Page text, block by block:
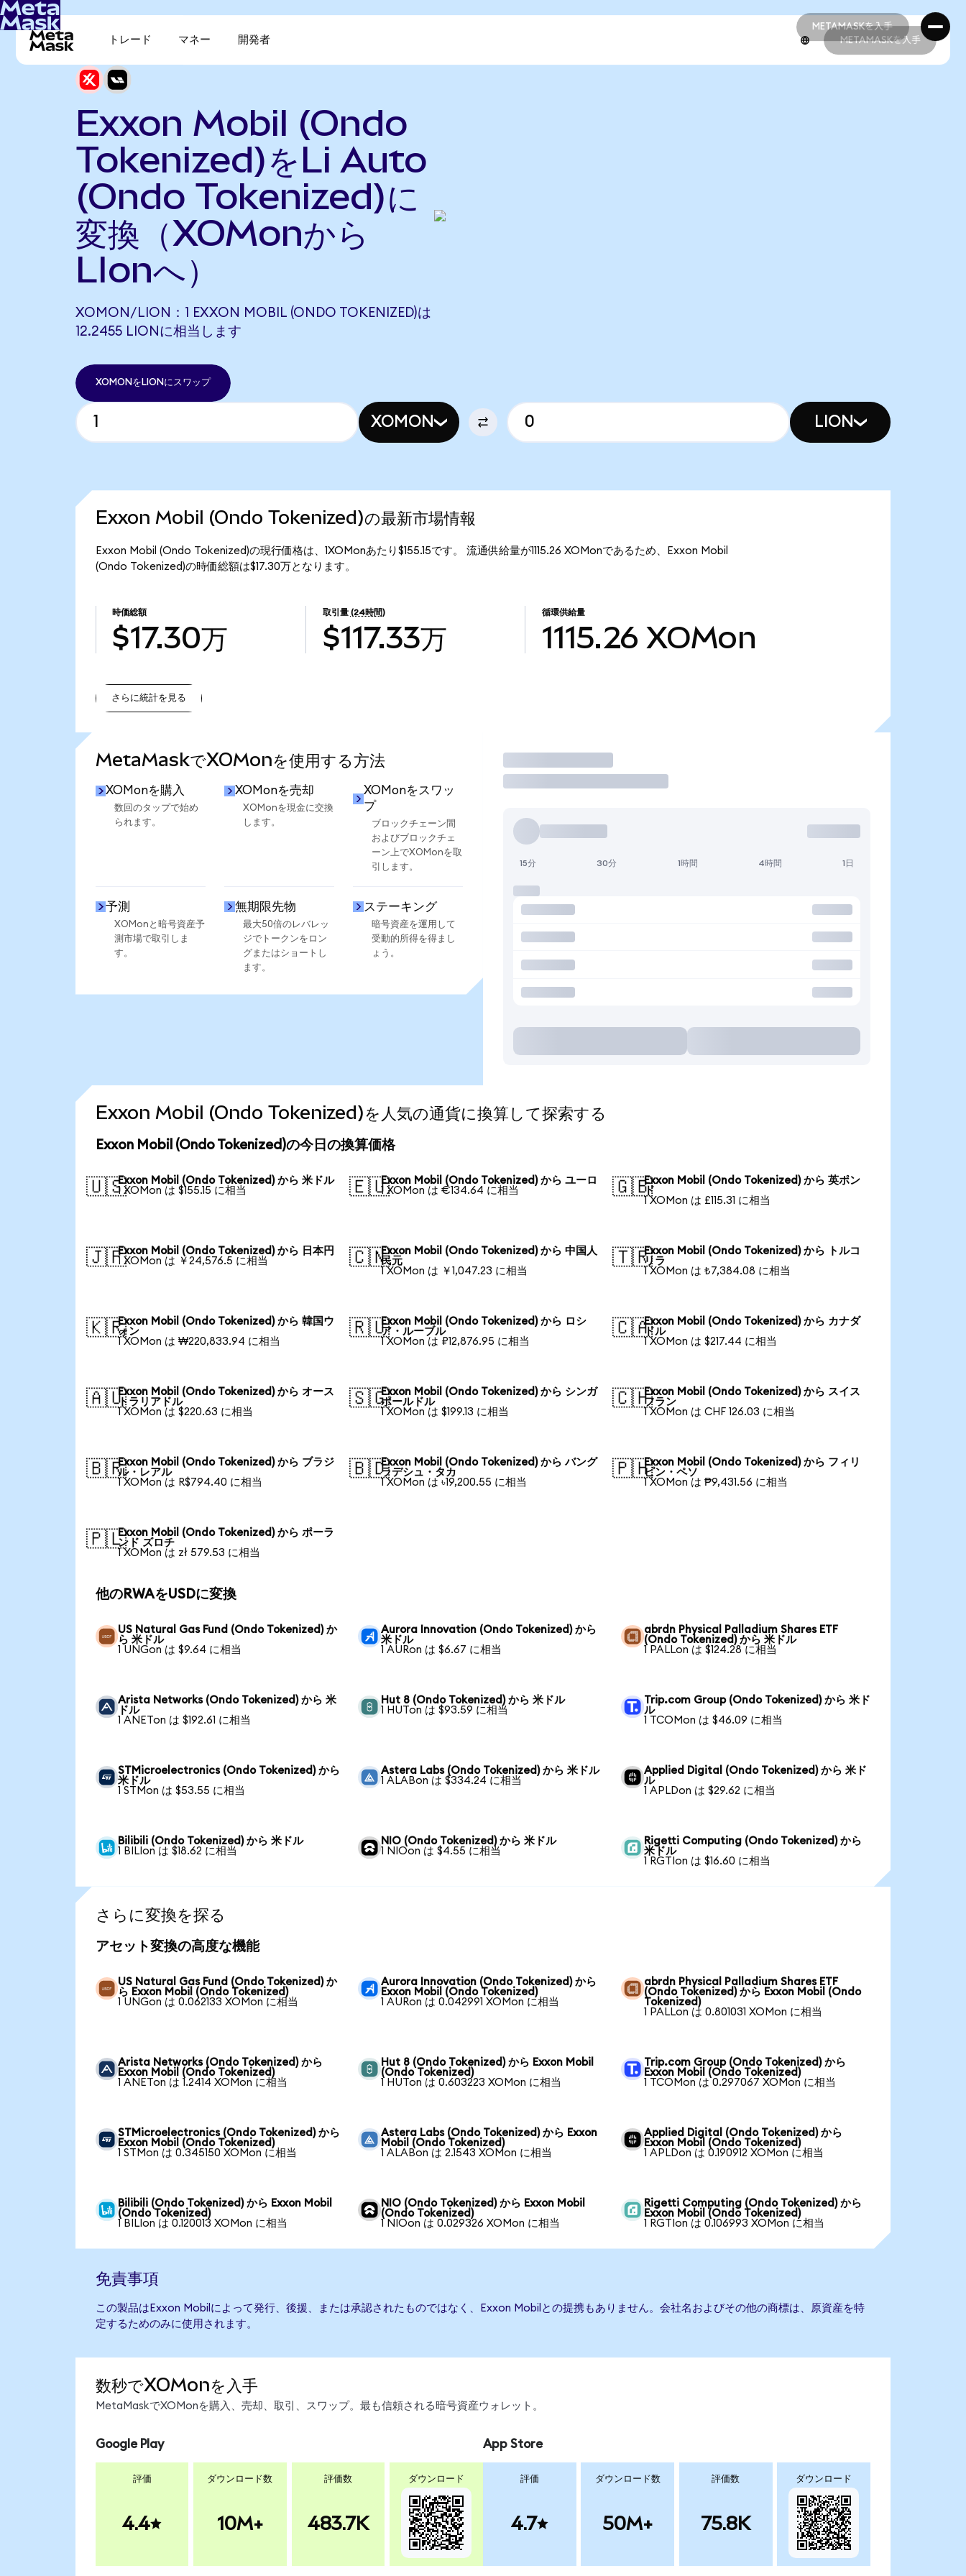
METAMASKを入手
METAMASKを入手
トレード マネー 開発者 METAMASKを入手
Exxon Mobil (Ondo
Tokenized)をLi Auto
(Ondo Tokenized)に
変換（XOMonから
LIonへ）
XOMON/LION：1 EXXON MOBIL (ONDO TOKENIZED)は
12.2455 LIONに相当します
XOMONをLIONにスワップ
XOMON LION
Exxon Mobil (Ondo Tokenized)の最新市場情報
Exxon Mobil (Ondo Tokenized)の現行価格は、1XOMonあたり$155.15です。 流通供給量が1115.26 XOMonであるため、Exxon Mobil
(Ondo Tokenized)の時価総額は$17.30万となります。
時価総額
$17.30万
取引量 (24時間)
$117.33万
循環供給量
1115.26 XOMon
さらに統計を見る
MetaMaskでXOMonを使用する方法
XOMonを購入
数回のタップで始め
られます。
XOMonを売却
XOMonを現金に交換
します。
XOMonをスワッ
プ
ブロックチェーン間
およびブロックチェ
ーン上でXOMonを取
引します。
予測
XOMonと暗号資産予
測市場で取引しま
す。
無期限先物
最大50倍のレバレッ
ジでトークンをロン
グまたはショートし
ます。
ステーキング
暗号資産を運用して
受動的所得を得まし
ょう。
取引
15分 30分 1時間 4時間 1日
Exxon Mobil (Ondo Tokenized)を人気の通貨に換算して探索する
Exxon Mobil (Ondo Tokenized)の今日の換算価格
🇺🇸Exxon Mobil (Ondo Tokenized) から 米ドル
1 XOMon は $155.15 に相当
🇪🇺Exxon Mobil (Ondo Tokenized) から ユーロ
1 XOMon は €134.64 に相当
🇬🇧Exxon Mobil (Ondo Tokenized) から 英ポン
ド
1 XOMon は £115.31 に相当
🇯🇵Exxon Mobil (Ondo Tokenized) から 日本円
1 XOMon は ￥24,576.5 に相当
🇨🇳Exxon Mobil (Ondo Tokenized) から 中国人
民元
1 XOMon は ￥1,047.23 に相当
🇹🇷Exxon Mobil (Ondo Tokenized) から トルコ
リラ
1 XOMon は ₺7,384.08 に相当
🇰🇷Exxon Mobil (Ondo Tokenized) から 韓国ウ
ォン
1 XOMon は ₩220,833.94 に相当
🇷🇺Exxon Mobil (Ondo Tokenized) から ロシ
ア・ルーブル
1 XOMon は ₽12,876.95 に相当
🇨🇦Exxon Mobil (Ondo Tokenized) から カナダ
ドル
1 XOMon は $217.44 に相当
🇦🇺Exxon Mobil (Ondo Tokenized) から オース
トラリアドル
1 XOMon は $220.63 に相当
🇸🇬Exxon Mobil (Ondo Tokenized) から シンガ
ポールドル
1 XOMon は $199.13 に相当
🇨🇭Exxon Mobil (Ondo Tokenized) から スイス
フラン
1 XOMon は CHF 126.03 に相当
🇧🇷Exxon Mobil (Ondo Tokenized) から ブラジ
ル・レアル
1 XOMon は R$794.40 に相当
🇧🇩Exxon Mobil (Ondo Tokenized) から バング
ラデシュ・タカ
1 XOMon は ৳19,200.55 に相当
🇵🇭Exxon Mobil (Ondo Tokenized) から フィリ
ピン・ペソ
1 XOMon は ₱9,431.56 に相当
🇵🇱Exxon Mobil (Ondo Tokenized) から ポーラ
ンド ズロチ
1 XOMon は zł 579.53 に相当
他のRWAをUSDに変換
US Natural Gas Fund (Ondo Tokenized) か
ら 米ドル
1 UNGon は $9.64 に相当
Aurora Innovation (Ondo Tokenized) から
米ドル
1 AURon は $6.67 に相当
abrdn Physical Palladium Shares ETF
(Ondo Tokenized) から 米ドル
1 PALLon は $124.28 に相当
Arista Networks (Ondo Tokenized) から 米
ドル
1 ANETon は $192.61 に相当
Hut 8 (Ondo Tokenized) から 米ドル
1 HUTon は $93.59 に相当
Trip.com Group (Ondo Tokenized) から 米ド
ル
1 TCOMon は $46.09 に相当
STMicroelectronics (Ondo Tokenized) から
米ドル
1 STMon は $53.55 に相当
Astera Labs (Ondo Tokenized) から 米ドル
1 ALABon は $334.24 に相当
Applied Digital (Ondo Tokenized) から 米ド
ル
1 APLDon は $29.62 に相当
Bilibili (Ondo Tokenized) から 米ドル
1 BILIon は $18.62 に相当
NIO (Ondo Tokenized) から 米ドル
1 NIOon は $4.55 に相当
Rigetti Computing (Ondo Tokenized) から
米ドル
1 RGTIon は $16.60 に相当
さらに変換を探る
アセット変換の高度な機能
US Natural Gas Fund (Ondo Tokenized) か
ら Exxon Mobil (Ondo Tokenized)
1 UNGon は 0.062133 XOMon に相当
Aurora Innovation (Ondo Tokenized) から
Exxon Mobil (Ondo Tokenized)
1 AURon は 0.042991 XOMon に相当
abrdn Physical Palladium Shares ETF
(Ondo Tokenized) から Exxon Mobil (Ondo
Tokenized)
1 PALLon は 0.801031 XOMon に相当
Arista Networks (Ondo Tokenized) から
Exxon Mobil (Ondo Tokenized)
1 ANETon は 1.2414 XOMon に相当
Hut 8 (Ondo Tokenized) から Exxon Mobil
(Ondo Tokenized)
1 HUTon は 0.603223 XOMon に相当
Trip.com Group (Ondo Tokenized) から
Exxon Mobil (Ondo Tokenized)
1 TCOMon は 0.297067 XOMon に相当
STMicroelectronics (Ondo Tokenized) から
Exxon Mobil (Ondo Tokenized)
1 STMon は 0.345150 XOMon に相当
Astera Labs (Ondo Tokenized) から Exxon
Mobil (Ondo Tokenized)
1 ALABon は 2.1543 XOMon に相当
Applied Digital (Ondo Tokenized) から
Exxon Mobil (Ondo Tokenized)
1 APLDon は 0.190912 XOMon に相当
Bilibili (Ondo Tokenized) から Exxon Mobil
(Ondo Tokenized)
1 BILIon は 0.120013 XOMon に相当
NIO (Ondo Tokenized) から Exxon Mobil
(Ondo Tokenized)
1 NIOon は 0.029326 XOMon に相当
Rigetti Computing (Ondo Tokenized) から
Exxon Mobil (Ondo Tokenized)
1 RGTIon は 0.106993 XOMon に相当
免責事項
この製品はExxon Mobilによって発行、後援、または承認されたものではなく、Exxon Mobilとの提携もありません。会社名およびその他の商標は、原資産を特
定するためのみに使用されます。
数秒でXOMonを入手
MetaMaskでXOMonを購入、売却、取引、スワップ。最も信頼される暗号資産ウォレット。
Google Play
評価
4.4
ダウンロード数
10M+
評価数
483.7K
ダウンロード
App Store
評価
4.7
ダウンロード数
50M+
評価数
75.8K
ダウンロード